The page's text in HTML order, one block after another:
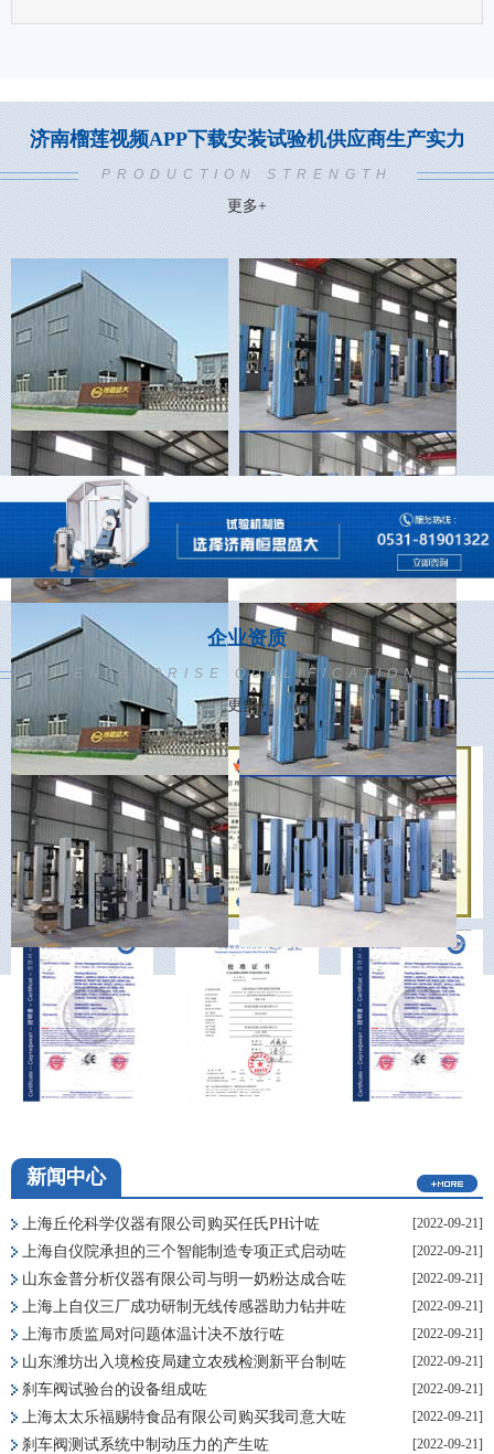
济南榴莲视频APP下载安装试验机供应商生产实力
PRODUCTION STRENGTH
更多+
企业资质
ENTERPRISE QUALIFICATION
更多+
新闻中心
[2022-09-21]
上海丘伦科学仪器有限公司购买任氏PH计咗
[2022-09-21]
上海自仪院承担的三个智能制造专项正式启动咗
[2022-09-21]
山东金普分析仪器有限公司与明一奶粉达成合咗
[2022-09-21]
上海上自仪三厂成功研制无线传感器助力钻井咗
[2022-09-21]
上海市质监局对问题体温计决不放行咗
[2022-09-21]
山东潍坊出入境检疫局建立农残检测新平台制咗
[2022-09-21]
刹车阀试验台的设备组成咗
[2022-09-21]
上海太太乐福赐特食品有限公司购买我司意大咗
[2022-09-21]
刹车阀测试系统中制动压力的产生咗